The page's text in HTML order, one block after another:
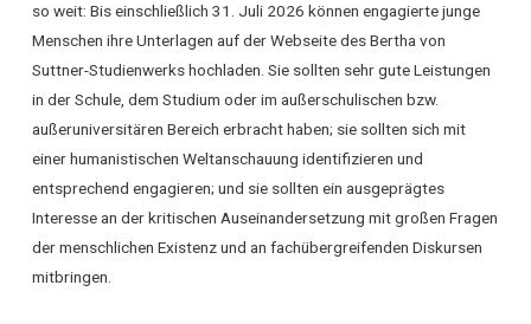
so weit: Bis einschließlich 31. Juli 2026 können engagierte junge
Menschen ihre Unterlagen auf der Webseite des Bertha von
Suttner-Studienwerks hochladen. Sie sollten sehr gute Leistungen
in der Schule, dem Studium oder im außerschulischen bzw.
außeruniversitären Bereich erbracht haben; sie sollten sich mit
einer humanistischen Weltanschauung identifizieren und
entsprechend engagieren; und sie sollten ein ausgeprägtes
Interesse an der kritischen Auseinandersetzung mit großen Fragen
der menschlichen Existenz und an fachübergreifenden Diskursen
mitbringen.